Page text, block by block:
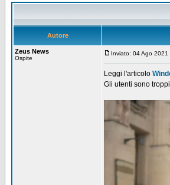
Autore
Zeus News
Ospite
Inviato: 04 Ago 2021
Leggi l'articolo
Gli utenti sono